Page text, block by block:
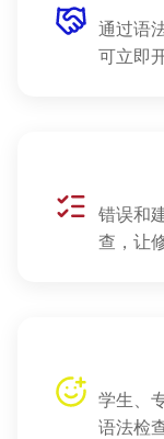
通过语
可立即
错误和
查，让
学生、
语法检